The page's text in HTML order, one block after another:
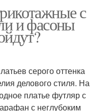
с
и фасоны
серого оттенка
делового стиля. На
платье футляр с
с неглубоким